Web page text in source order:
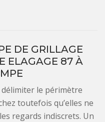
DE GRILLAGE
ELAGAGE 87 À
le périmètre
toutefois qu’elles ne
regards indiscrets. Un